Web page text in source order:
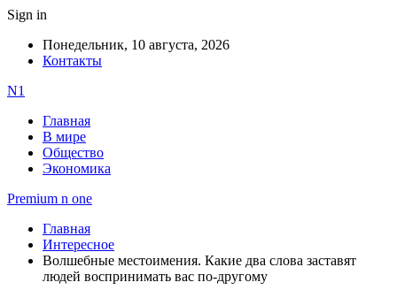
Sign in
Понедельник, 10 августа, 2026
Контакты
N1
Главная
В мире
Общество
Экономика
Premium n one
Главная
Интересное
Волшебные местоимения. Какие два слова заставят
людей воспринимать вас по-другому